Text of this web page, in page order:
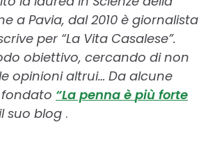
a Pavia, dal 2010 è giornalista
per “La Vita Casalese”.
obiettivo, cercando di non
opinioni altrui… Da alcune
“La penna è più forte
suo blog .